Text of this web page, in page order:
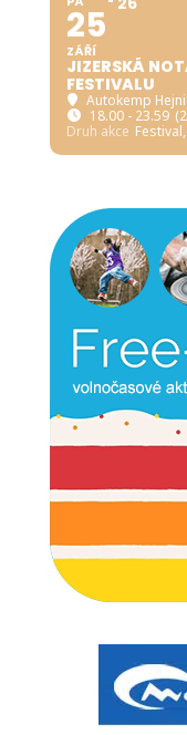
25
ZÁŘÍ
JIZERSKÁ
FESTIVALU
Autokemp
18.00 - 23.59
Druh akce Festival,